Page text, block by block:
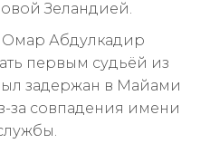
Зеландией.
Абдулкадир
первым судьёй из
задержан в Майами
за совпадения имени